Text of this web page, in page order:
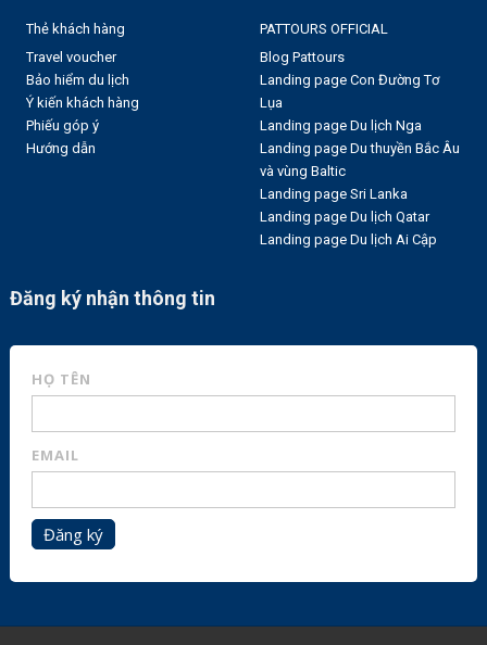
Thẻ khách hàng
Travel voucher
Bảo hiểm du lịch
Ý kiến khách hàng
Phiếu góp ý
Hướng dẫn
PATTOURS OFFICIAL
Blog Pattours
Landing page Con Đường Tơ
Lụa
Landing page Du lịch Nga
Landing page Du thuyền Bắc Âu
và vùng Baltic
Landing page Sri Lanka
Landing page Du lịch Qatar
Landing page Du lịch Ai Cập
Đăng ký nhận thông tin
HỌ TÊN
EMAIL
Đăng ký